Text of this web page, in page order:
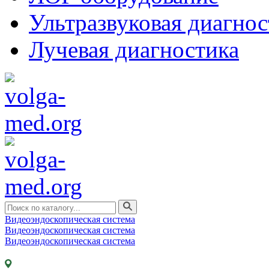
Ультразвуковая
Лучевая диагностика
Видеоэндоскопическая система
Видеоэндоскопическая система
Видеоэндоскопическая система